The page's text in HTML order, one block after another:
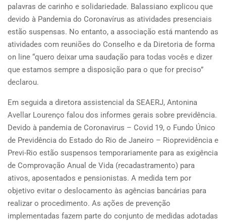
palavras de carinho e solidariedade. Balassiano explicou que
devido à Pandemia do Coronavírus as atividades presenciais
estão suspensas. No entanto, a associação está mantendo as
atividades com reuniões do Conselho e da Diretoria de forma
on line “quero deixar uma saudação para todas vocês e dizer
que estamos sempre a disposição para o que for preciso”
declarou.
Em seguida a diretora assistencial da SEAERJ, Antonina
Avellar Lourenço falou dos informes gerais sobre previdência.
Devido à pandemia de Coronavirus – Covid 19, o Fundo Único
de Previdência do Estado do Rio de Janeiro – Rioprevidência e
Previ-Rio estão suspensos temporariamente para as exigência
de Comprovação Anual de Vida (recadastramento) para
ativos, aposentados e pensionistas. A medida tem por
objetivo evitar o deslocamento às agências bancárias para
realizar o procedimento. As ações de prevenção
implementadas fazem parte do conjunto de medidas adotadas